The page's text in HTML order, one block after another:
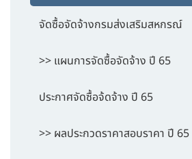
จัดซื้อจัดจ้างกรมส่งเสริมสหกรณ์
>> แผนการจัดซื้อจัดจ้าง ปี 65
ประกาศจัดซื้อจ้ดจ้าง ปี 65
>> ผลประกวดราคาสอบราคา ปี 65